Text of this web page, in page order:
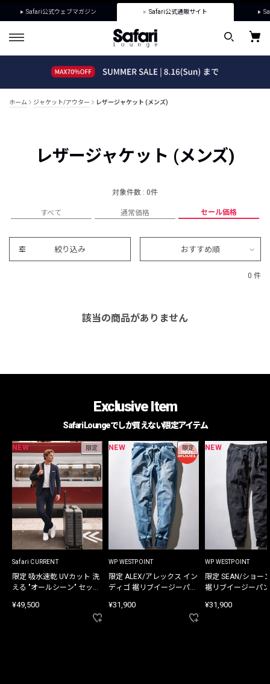
Safari公式ウェブマガジン Safari公式通販サイト
ホーム ジャケット/アウター レザージャケット (メンズ)
レザージャケット (メンズ)
対象件数 : 0件
すべて 通常価格 セール価格
絞り込み おすすめ順
0 件
該当の商品がありません
Exclusive Item
Safari Loungeでしか買えない限定アイテム
NEW 限定
Safari CURRENT
限定 吸水速乾 UVカット 洗
える "オールシーン" セット
¥49,500
NEW 限定
WP WESTPOINT
限定 ALEX/アレックス イン
ディゴ 裾リブイージーパン
¥31,900
NEW
WP WESTPOINT
限定 SEAN/ショー
裾リブイージーパ
¥31,900